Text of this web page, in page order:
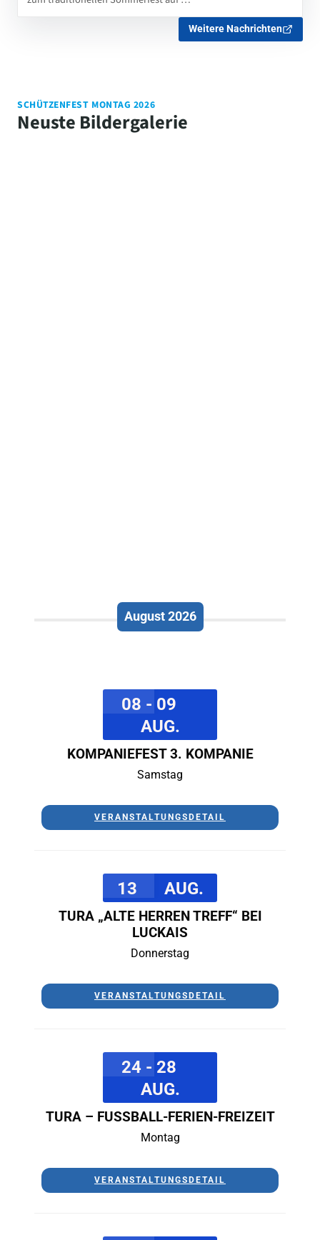
Weitere Nachrichten
SCHÜTZENFEST MONTAG 2026
Neuste Bildergalerie
August 2026
08 - 09
AUG.
KOMPANIEFEST 3. KOMPANIE
Samstag
VERANSTALTUNGSDETAIL
13 AUG.
TURA „ALTE HERREN TREFF“ BEI
LUCKAIS
Donnerstag
VERANSTALTUNGSDETAIL
24 - 28
AUG.
TURA – FUSSBALL-FERIEN-FREIZEIT
Montag
VERANSTALTUNGSDETAIL